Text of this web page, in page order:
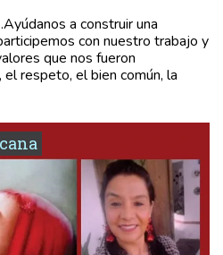
a construir una
con nuestro trabajo y
que nos fueron
respeto, el bien común, la